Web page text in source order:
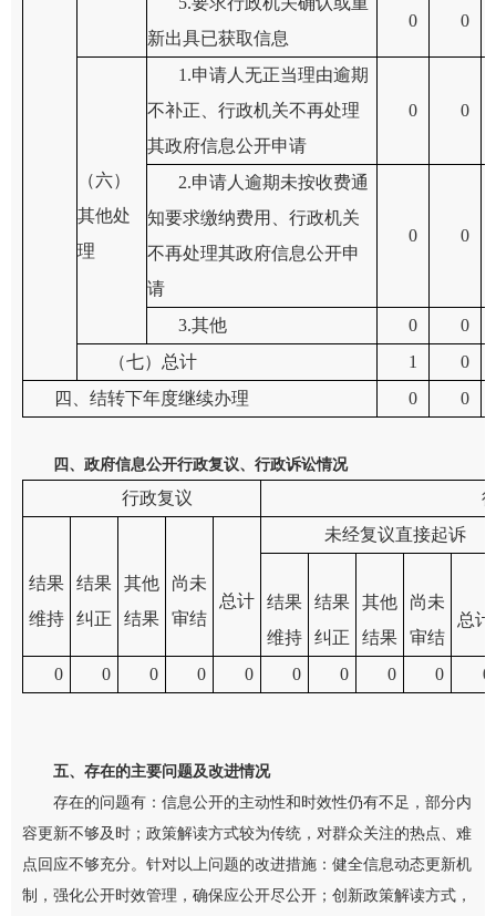
新出具已获取信息
0 0
（六）
其他处
理
1.申请人无正当理由逾期
不补正、行政机关不再处理
其政府信息公开申请
0 0
2.申请人逾期未按收费通
知要求缴纳费用、行政机关
不再处理其政府信息公开申
请
0 0
3.其他 0
0
（七）总计
1
0
四、结转下年度继续办理
0 0
四、政府信息公开行政复议、行政诉讼情况
行政复议
结果
维持
结果
纠正
其他
结果
尚未
审结
总计
未经复议直接起诉
结果
维持
结果
纠正
其他
结果
尚未
审结
总计
0 0 0 0 0 0 0 0 0 0
五、存在的主要问题及改进情况
存在的问题有：信息公开的主动性和时效性仍有不足，部分内
容更新不够及时；政策解读方式较为传统，对群众关注的热点、难
点回应不够充分。针对以上问题的改进措施：健全信息动态更新机
制，强化公开时效管理，确保应公开尽公开；创新政策解读方式，